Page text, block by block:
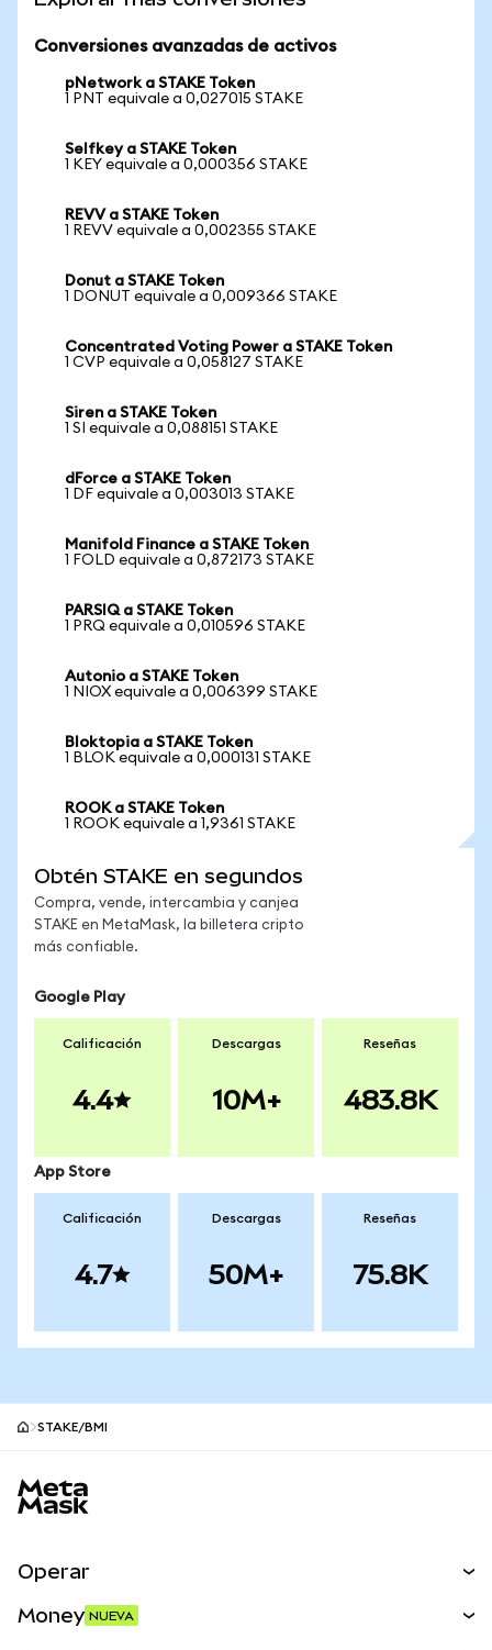
Conversiones avanzadas de activos
pNetwork a STAKE Token
1 PNT equivale a 0,027015 STAKE
Selfkey a STAKE Token
1 KEY equivale a 0,000356 STAKE
REVV a STAKE Token
1 REVV equivale a 0,002355 STAKE
Donut a STAKE Token
1 DONUT equivale a 0,009366 STAKE
Concentrated Voting Power a STAKE Token
1 CVP equivale a 0,058127 STAKE
Siren a STAKE Token
1 SI equivale a 0,088151 STAKE
dForce a STAKE Token
1 DF equivale a 0,003013 STAKE
Manifold Finance a STAKE Token
1 FOLD equivale a 0,872173 STAKE
PARSIQ a STAKE Token
1 PRQ equivale a 0,010596 STAKE
Autonio a STAKE Token
1 NIOX equivale a 0,006399 STAKE
Bloktopia a STAKE Token
1 BLOK equivale a 0,000131 STAKE
ROOK a STAKE Token
1 ROOK equivale a 1,9361 STAKE
Obtén STAKE en segundos
Compra, vende, intercambia y canjea
STAKE en MetaMask, la billetera cripto
más confiable.
Google Play
Calificación
4.4
Descargas
10M+
Reseñas
483.8K
App Store
Calificación
4.7
Descargas
50M+
Reseñas
75.8K
STAKE/BMI
Operar
Money NUEVA